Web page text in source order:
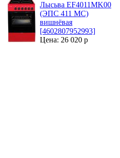
Лысьва EF4011MK00
(ЭПС 411 МС)
вишнёвая
[4602807952993]
Цена: 26 020 р